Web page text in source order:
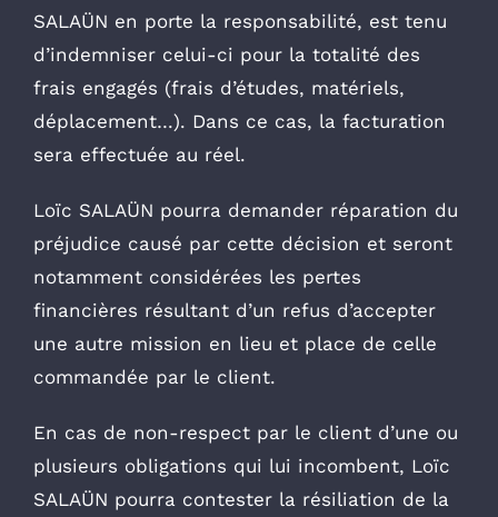
SALAÜN en porte la responsabilité, est tenu
d’indemniser celui-ci pour la totalité des
frais engagés (frais d’études, matériels,
déplacement…). Dans ce cas, la facturation
sera effectuée au réel.
Loïc SALAÜN pourra demander réparation du
préjudice causé par cette décision et seront
notamment considérées les pertes
financières résultant d’un refus d’accepter
une autre mission en lieu et place de celle
commandée par le client.
En cas de non-respect par le client d’une ou
plusieurs obligations qui lui incombent, Loïc
SALAÜN pourra contester la résiliation de la